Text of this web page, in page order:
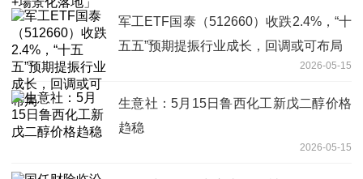
军工ETF国泰（512660）收跌2.4%，“十
五五”预期提振行业成长，回调或可布局
2026-05-15
生意社：5月15日鲁西化工新戊二醇价格
趋稳
2026-05-15